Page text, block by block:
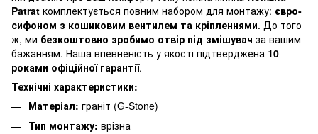
Patrat комплектується повним набором для монтажу: євро-
сифоном з кошиковим вентилем та кріпленнями. До того
ж, ми безкоштовно зробимо отвір під змішувач за вашим
бажанням. Наша впевненість у якості підтверджена 10
роками офіційної гарантії.
Технічні характеристики:
Матеріал: граніт (G-Stone)
Тип монтажу: врізна